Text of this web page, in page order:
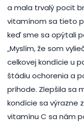
a mala trvalý pocit
vitamínom sa tieto
keď sme sa opýtali
„Myslím, že som
celkovej kondície u
štádiu ochorenia a
príhode. Zlepšila sa
kondície sa výrazne
vitamínu C sa nám